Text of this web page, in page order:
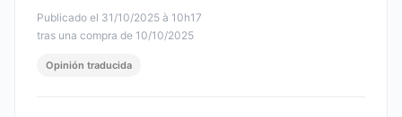
Publicado el 31/10/2025 à 10h17
tras una compra de 10/10/2025
Opinión traducida